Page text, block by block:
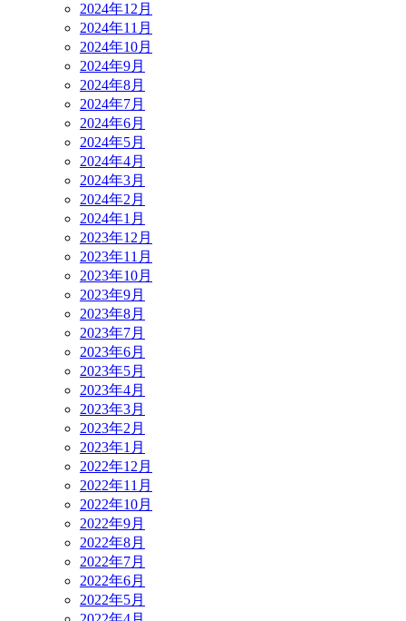
2024年12月
2024年11月
2024年10月
2024年9月
2024年8月
2024年7月
2024年6月
2024年5月
2024年4月
2024年3月
2024年2月
2024年1月
2023年12月
2023年11月
2023年10月
2023年9月
2023年8月
2023年7月
2023年6月
2023年5月
2023年4月
2023年3月
2023年2月
2023年1月
2022年12月
2022年11月
2022年10月
2022年9月
2022年8月
2022年7月
2022年6月
2022年5月